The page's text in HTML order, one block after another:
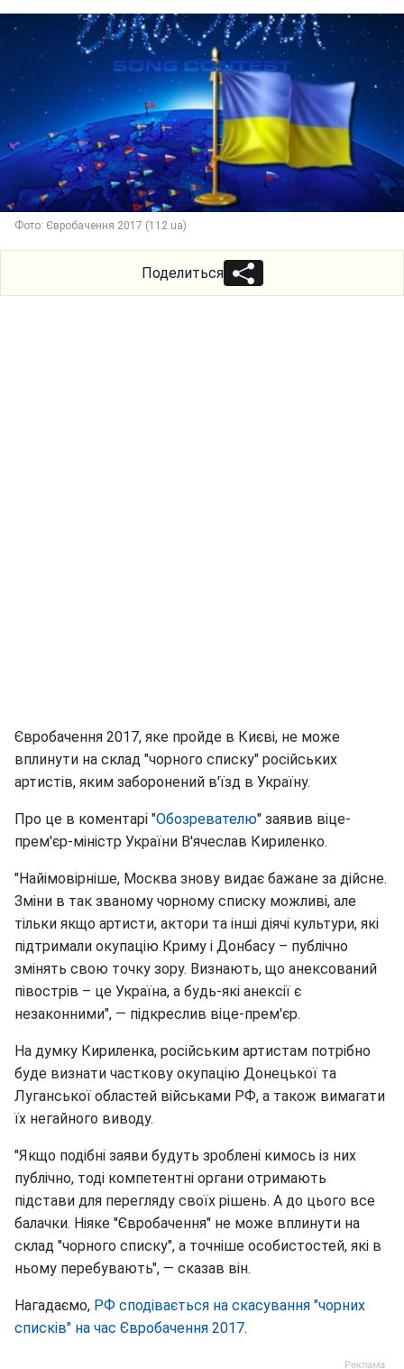
Фото: Євробачення 2017 (112.ua)
Поделиться
Євробачення 2017, яке пройде в Києві, не може
вплинути на склад "чорного списку" російських
артистів, яким заборонений в'їзд в Україну.
Про це в коментарі "Обозревателю" заявив віце-
прем'єр-міністр України В'ячеслав Кириленко.
"Найімовірніше, Москва знову видає бажане за дійсне.
Зміни в так званому чорному списку можливі, але
тільки якщо артисти, актори та інші діячі культури, які
підтримали окупацію Криму і Донбасу – публічно
змінять свою точку зору. Визнають, що анексований
півострів – це Україна, а будь-які анексії є
незаконними", — підкреслив віце-прем'єр.
На думку Кириленка, російським артистам потрібно
буде визнати часткову окупацію Донецької та
Луганської областей військами РФ, а також вимагати
їх негайного виводу.
"Якщо подібні заяви будуть зроблені кимось із них
публічно, тоді компетентні органи отримають
підстави для перегляду своїх рішень. А до цього все
балачки. Ніяке "Євробачення" не може вплинути на
склад "чорного списку", а точніше особистостей, які в
ньому перебувають", — сказав він.
Нагадаємо, РФ сподівається на скасування "чорних
списків" на час Євробачення 2017.